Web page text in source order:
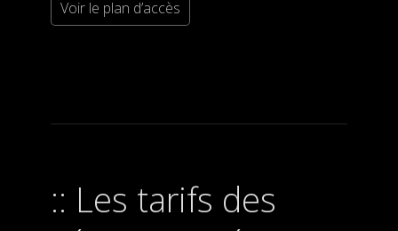
Voir le plan d’accès
Les tarifs des